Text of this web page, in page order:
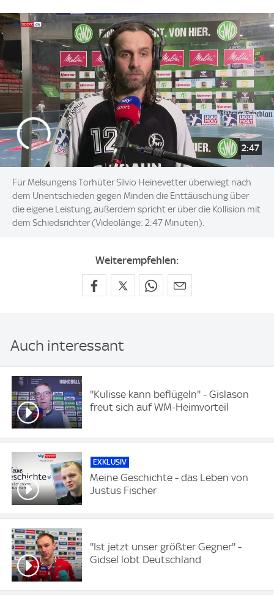
2:47
Für Melsungens Torhüter Silvio Heinevetter überwiegt nach
dem Unentschieden gegen Minden die Enttäuschung über
die eigene Leistung, außerdem spricht er über die Kollision mit
dem Schiedsrichter (Videolänge: 2:47 Minuten).
Weiterempfehlen:
Auch interessant
''Kulisse kann beflügeln'' - Gislason
freut sich auf WM-Heimvorteil
EXKLUSIV
Meine Geschichte - das Leben von
Justus Fischer
''Ist jetzt unser größter Gegner'' -
Gidsel lobt Deutschland